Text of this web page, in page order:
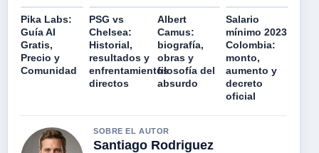
Pika Labs:
Guía AI
Gratis,
Precio y
Comunidad
PSG vs
Chelsea:
Historial,
resultados y
enfrentamientos
directos
Albert
Camus:
biografía,
obras y
filosofía del
absurdo
Salario
mínimo 2023
Colombia:
monto,
aumento y
decreto
oficial
SOBRE EL AUTOR
Santiago Rodriguez